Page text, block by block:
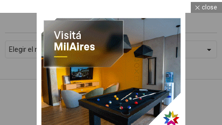
ARCHIVOS
© 2026 Devoto Magazine
Home Contacto Política de Privacidad
WhatsApp
Facebook
close